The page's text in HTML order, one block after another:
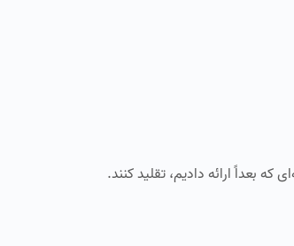
بعداً ارائه دادیم، تقلید کنند.